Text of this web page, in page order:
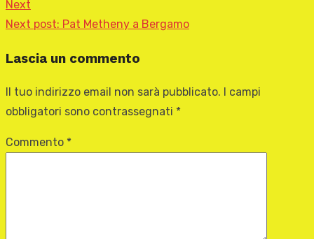
Next
Next post: Pat Metheny a Bergamo
Lascia un commento
Il tuo indirizzo email non sarà pubblicato.
I campi
obbligatori sono contrassegnati *
Commento *